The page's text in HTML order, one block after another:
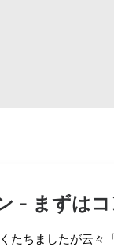
- まずは
たちましたが云々